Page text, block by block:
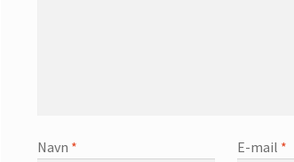
Navn * E-mail *